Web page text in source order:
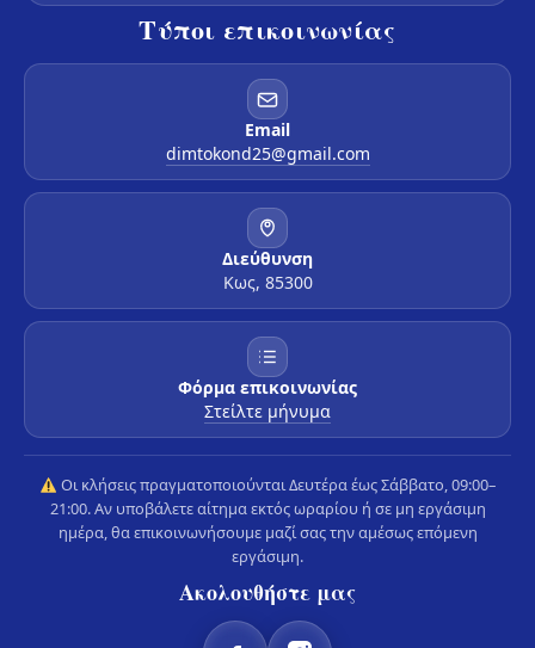
Τύποι επικοινωνίας
Email
dimtokond25@gmail.com
Διεύθυνση
Κως, 85300
Φόρμα επικοινωνίας
Στείλτε μήνυμα
Οι κλήσεις πραγματοποιούνται Δευτέρα έως Σάββατο, 09:00–
21:00. Αν υποβάλετε αίτημα εκτός ωραρίου ή σε μη εργάσιμη
ημέρα, θα επικοινωνήσουμε μαζί σας την αμέσως επόμενη
εργάσιμη.
Ακολουθήστε μας